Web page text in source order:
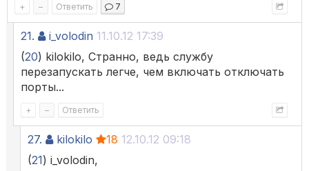
+ – Ответить 7
21. i_volodin 11.10.12 17:39
(20) kilokilo, Странно, ведь службу
перезапускать легче, чем включать отключать
порты...
+ – Ответить
27. kilokilo 18 12.10.12 09:18
(21) i_volodin,